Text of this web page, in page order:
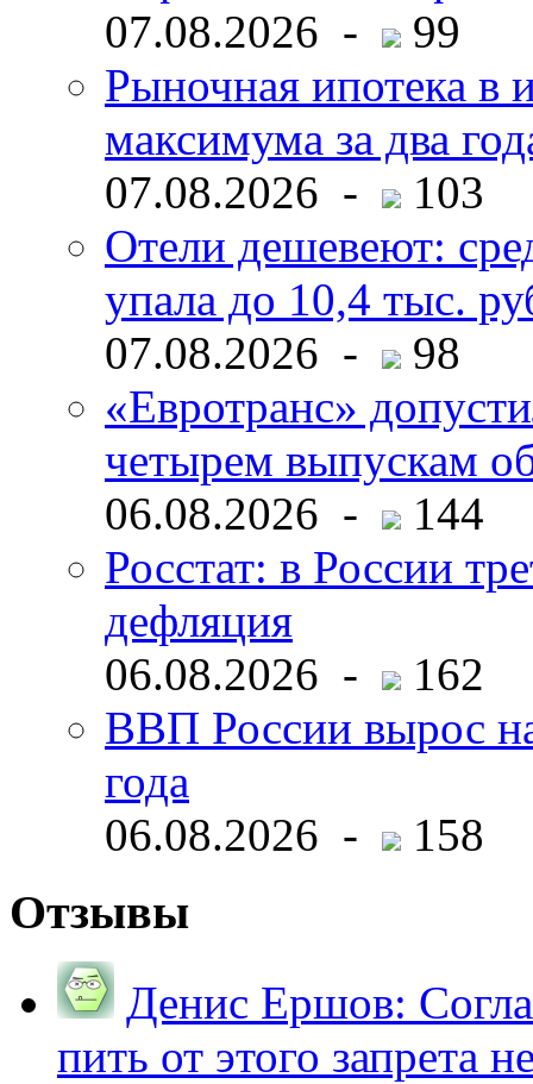
07.08.2026 -
99
Рыночная ипотека в
максимума за два
07.08.2026 -
103
Отели дешевеют:
упала до 10,4 тыс.
07.08.2026 -
98
«Евротранс»
четырем выпускам
06.08.2026 -
144
Росстат: в России
дефляция
06.08.2026 -
162
ВВП России вырос
года
06.08.2026 -
158
Отзывы
Денис Ершов:
пить от этого запрета